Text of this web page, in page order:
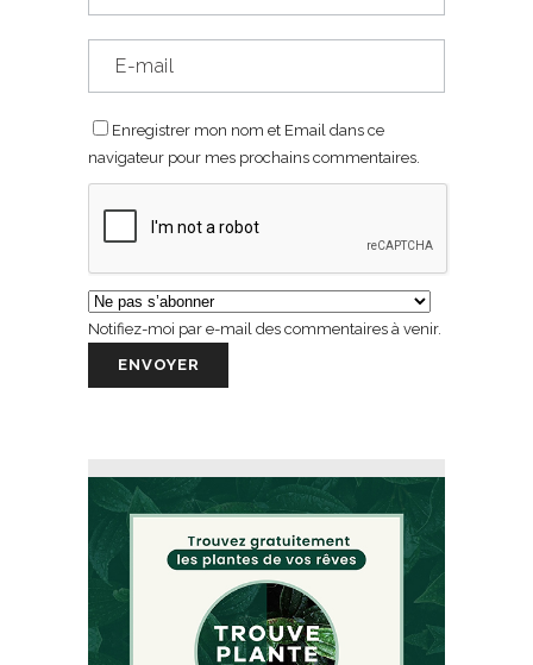
Enregistrer mon nom et Email dans ce
navigateur pour mes prochains commentaires.
Notifiez-moi par e-mail des commentaires à venir.